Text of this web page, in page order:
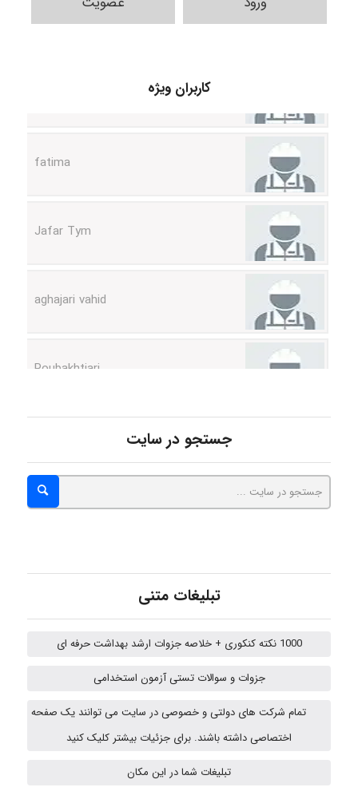
کاربران ویژه
hosein abdolvand
A.balandeh
جستجو در سایت
تبلیغات متنی
1000 نکته کنکوری + خلاصه جزوات ارشد بهداشت حرفه ای
جزوات و سوالات تستی آزمون استخدامی
تمام شرکت های دولتی و خصوصی در سایت می توانند یک صفحه
اختصاصی داشته باشند. برای جزئیات بیشتر کلیک کنید
تبلیغات شما در این مکان